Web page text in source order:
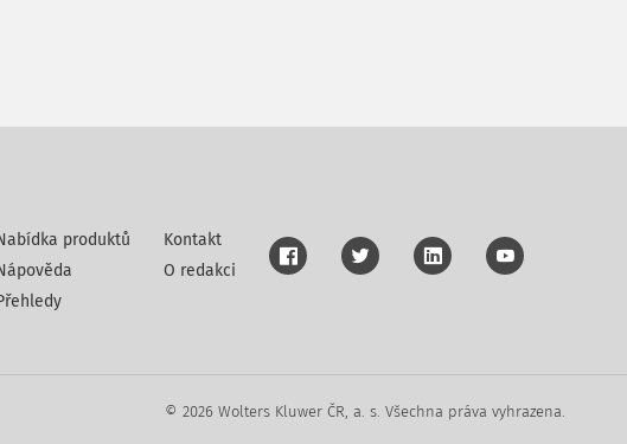
produktů
Kontakt
O redakci
© 2026 Wolters Kluwer ČR, a. s. Všechna práva vyhrazena.